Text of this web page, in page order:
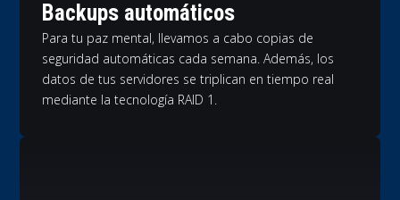
Backups automáticos
Para tu paz mental, llevamos a cabo copias de
seguridad automáticas cada semana. Además, los
datos de tus servidores se triplican en tiempo real
mediante la tecnología RAID 1.